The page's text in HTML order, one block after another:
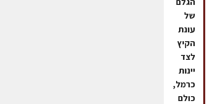
של
עונת
הקיץ
לצד
יינות
כרמל,
כולם